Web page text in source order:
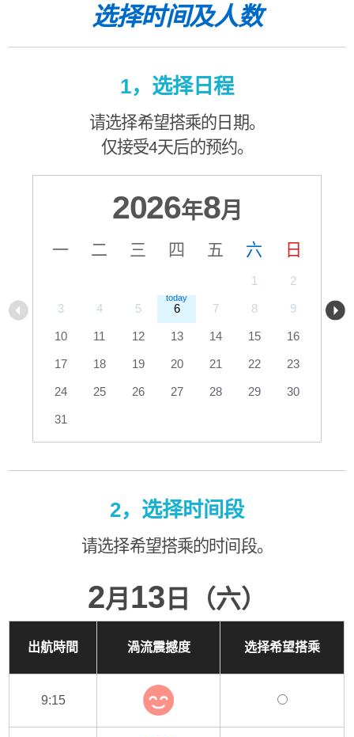
选择时间及人数
1，选择日程
请选择希望搭乘的日期。
仅接受4天后的预约。
2026年8月
一 二 三 四 五 六 日
1 2
3 4 5 6 7 8 9
10 11 12 13 14 15 16
17 18 19 20 21 22 23
24 25 26 27 28 29 30
31
2，选择时间段
请选择希望搭乘的时间段。
2月 13 日（六）
出航時間 渦流震撼度 选择希望搭乘
9:15